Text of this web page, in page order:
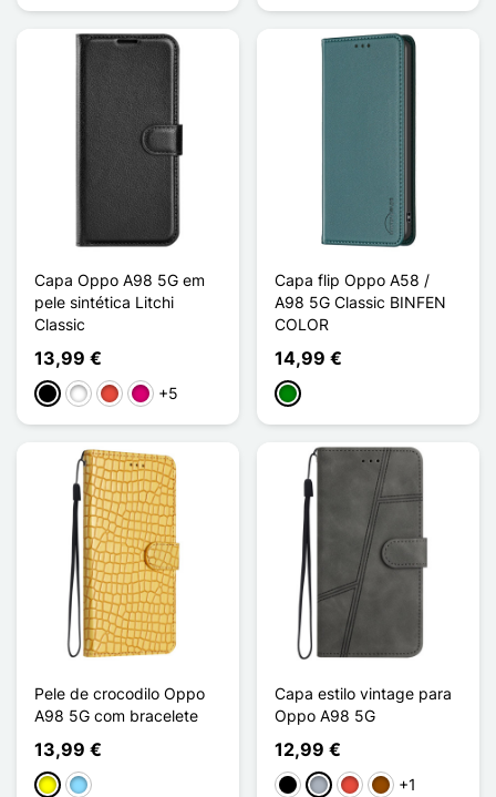
Capa Oppo A98 5G em
pele sintética Litchi
Classic
13,99 €
PretoBrancoVermelho
Magenta
+5
Capa flip Oppo A58 /
A98 5G Classic BINFEN
COLOR
14,99 €
Verde
Pele de crocodilo Oppo
A98 5G com bracelete
13,99 €
AmareloAzul Claro
Capa estilo vintage para
Oppo A98 5G
12,99 €
PretoCinzentoVermelho
Castanho
+1